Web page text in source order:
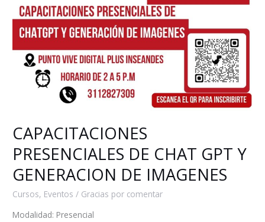
CAPACITACIONES
PRESENCIALES DE CHAT GPT Y
GENERACION DE IMAGENES
Cursos, Eventos / Gracias por comentar
Modalidad: Presencial